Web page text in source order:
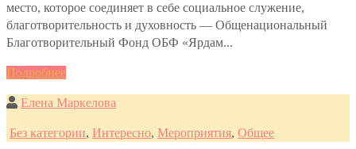
место, которое соединяет в себе социальное служение,
благотворительность и духовность — Общенациональный
Благотворительный Фонд ОБФ «Ярдам...
Подробнее
Елена Маркелова
Без категории, Интересно, Мероприятия, Общее